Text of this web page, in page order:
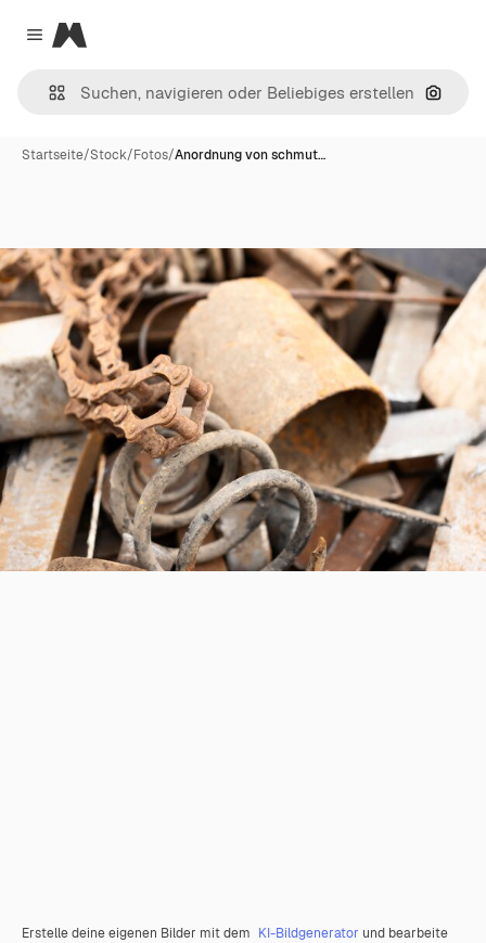
Close menu
Magnific
Nach
Startseite/Stock/Fotos/Anordnung von schmut…
Erstelle deine eigenen Bilder mit dem KI-Bildgenerator und bearbeite